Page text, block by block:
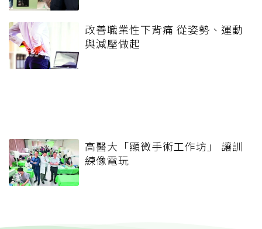
改善職業性下背痛 從姿勢、運動
與減壓做起
高醫大「顯微手術工作坊」 讓訓
練像電玩